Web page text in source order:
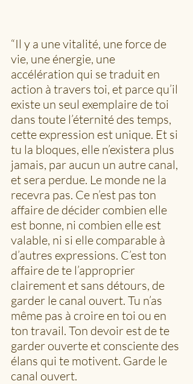
“Il y a une vitalité, une force de
vie, une énergie, une
accélération qui se traduit en
action à travers toi, et parce qu’il
existe un seul exemplaire de toi
dans toute l’éternité des temps,
cette expression est unique. Et si
tu la bloques, elle n’existera plus
jamais, par aucun un autre canal,
et sera perdue. Le monde ne la
recevra pas. Ce n’est pas ton
affaire de décider combien elle
est bonne, ni combien elle est
valable, ni si elle comparable à
d’autres expressions. C’est ton
affaire de te l’approprier
clairement et sans détours, de
garder le canal ouvert. Tu n’as
même pas à croire en toi ou en
ton travail. Ton devoir est de te
garder ouverte et consciente des
élans qui te motivent. Garde le
canal ouvert.